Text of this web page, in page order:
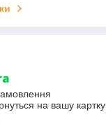
на вашу картку